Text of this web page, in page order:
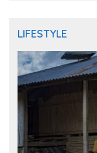
LIFESTYLE